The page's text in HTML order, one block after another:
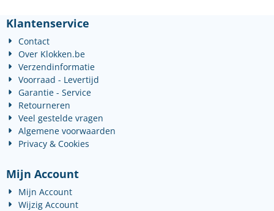
Klantenservice
Contact
Over Klokken.be
Verzendinformatie
Voorraad - Levertijd
Garantie - Service
Retourneren
Veel gestelde vragen
Algemene voorwaarden
Privacy & Cookies
Mijn Account
Mijn Account
Wijzig Account